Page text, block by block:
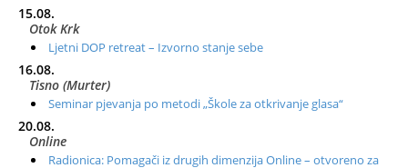
15.08.
Otok Krk
Ljetni DOP retreat – Izvorno stanje sebe
16.08.
Tisno (Murter)
Seminar pjevanja po metodi „Škole za otkrivanje glasa“
20.08.
Online
Radionica: Pomagači iz drugih dimenzija Online – otvoreno za